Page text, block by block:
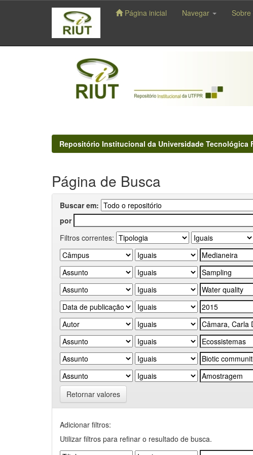
navigation
Página inicial Navegar
Repositório Institucional da Universidade Tecnológica
Página de Busca
Buscar em:
por
Filtros correntes:
Retornar valores
Adicionar filtros:
Utilizar filtros para refinar o resultado de busca.